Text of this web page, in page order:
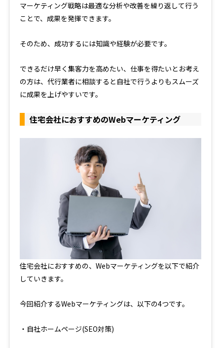
マーケティング戦略は最適な分析や改善を繰り返して行う
ことで、成果を発揮できます。
そのため、成功するには知識や経験が必要です。
できるだけ早く集客力を高めたい、仕事を得たいとお考え
の方は、代行業者に相談すると自社で行うよりもスムーズ
に成果を上げやすいです。
住宅会社におすすめのWebマーケティング
住宅会社におすすめの、Webマーケティングを以下で紹介
していきます。
今回紹介するWebマーケティングは、以下の4つです。
・自社ホームページ(SEO対策)